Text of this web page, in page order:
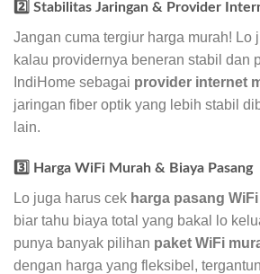
2️⃣ Stabilitas Jaringan & Provider
Jangan cuma tergiur harga murah! Lo
kalau providernya beneran stabil dan
IndiHome sebagai provider internet
jaringan fiber optik yang lebih stabil
lain.
3️⃣ Harga WiFi Murah & Biaya Pasang
Lo juga harus cek harga pasang
biar tahu biaya total yang bakal lo
punya banyak pilihan paket WiFi
dengan harga yang fleksibel,